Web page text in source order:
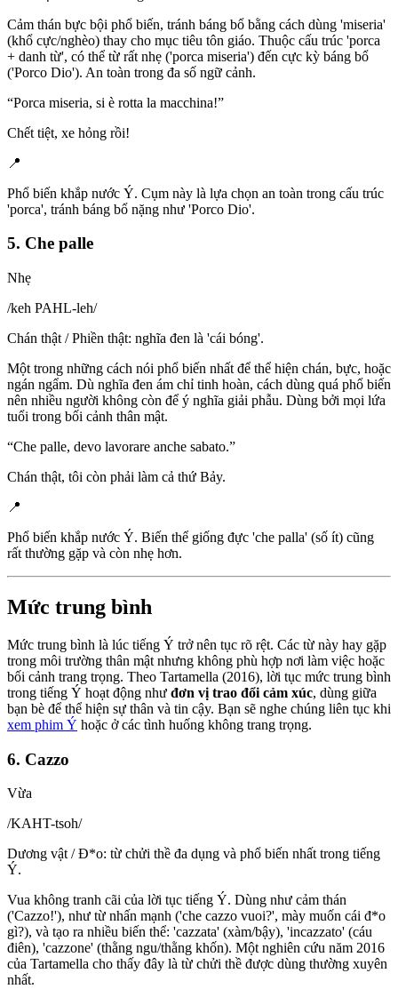
Cảm thán bực bội phổ biến, tránh báng bổ bằng cách dùng 'miseria'
(khổ cực/nghèo) thay cho mục tiêu tôn giáo. Thuộc cấu trúc 'porca
+ danh từ', có thể từ rất nhẹ ('porca miseria') đến cực kỳ báng bổ
('Porco Dio'). An toàn trong đa số ngữ cảnh.
“Porca miseria, si è rotta la macchina!”
Chết tiệt, xe hỏng rồi!
📍
Phổ biến khắp nước Ý. Cụm này là lựa chọn an toàn trong cấu trúc
'porca', tránh báng bổ nặng như 'Porco Dio'.
5. Che palle
Nhẹ
/keh PAHL-leh/
Chán thật / Phiền thật: nghĩa đen là 'cái bóng'.
Một trong những cách nói phổ biến nhất để thể hiện chán, bực, hoặc
ngán ngẩm. Dù nghĩa đen ám chỉ tinh hoàn, cách dùng quá phổ biến
nên nhiều người không còn để ý nghĩa giải phẫu. Dùng bởi mọi lứa
tuổi trong bối cảnh thân mật.
“Che palle, devo lavorare anche sabato.”
Chán thật, tôi còn phải làm cả thứ Bảy.
📍
Phổ biến khắp nước Ý. Biến thể giống đực 'che palla' (số ít) cũng
rất thường gặp và còn nhẹ hơn.
Mức trung bình
Mức trung bình là lúc tiếng Ý trở nên tục rõ rệt. Các từ này hay gặp
trong môi trường thân mật nhưng không phù hợp nơi làm việc hoặc
bối cảnh trang trọng. Theo Tartamella (2016), lời tục mức trung bình
trong tiếng Ý hoạt động như đơn vị trao đổi cảm xúc, dùng giữa
bạn bè để thể hiện sự thân và tin cậy. Bạn sẽ nghe chúng liên tục khi
xem phim Ý hoặc ở các tình huống không trang trọng.
6. Cazzo
Vừa
/KAHT-tsoh/
Dương vật / Đ*o: từ chửi thề đa dụng và phổ biến nhất trong tiếng
Ý.
Vua không tranh cãi của lời tục tiếng Ý. Dùng như cảm thán
('Cazzo!'), như từ nhấn mạnh ('che cazzo vuoi?', mày muốn cái đ*o
gì?), và tạo ra nhiều biến thể: 'cazzata' (xàm/bậy), 'incazzato' (cáu
điên), 'cazzone' (thằng ngu/thằng khốn). Một nghiên cứu năm 2016
của Tartamella cho thấy đây là từ chửi thề được dùng thường xuyên
nhất.